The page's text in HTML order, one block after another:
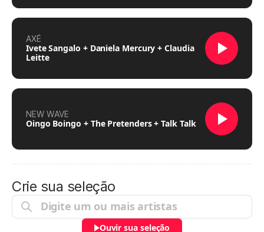
AXÉ
Ivete Sangalo + Daniela Mercury + Claudia
Leitte
NEW WAVE
Oingo Boingo + The Pretenders + Talk Talk
Crie sua seleção
Ouvir sua seleção